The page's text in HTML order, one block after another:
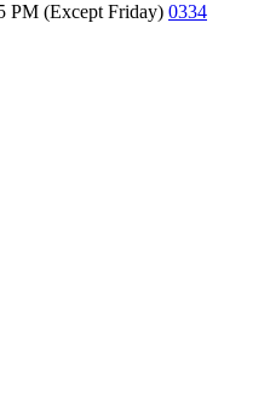
PM (Except Friday) 0334